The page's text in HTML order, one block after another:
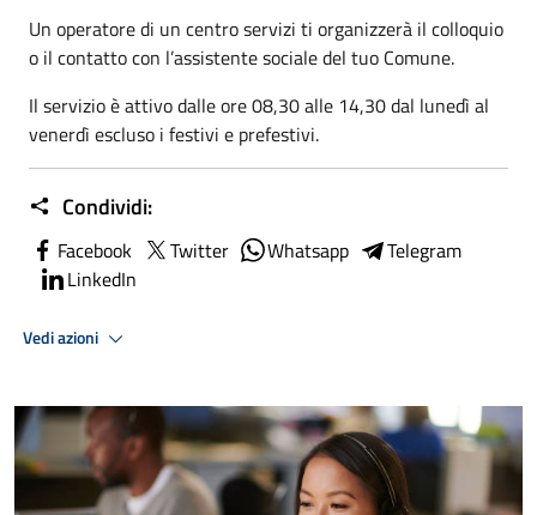
Un operatore di un centro servizi ti organizzerà il colloquio
o il contatto con l’assistente sociale del tuo Comune.
Il servizio è attivo dalle ore 08,30 alle 14,30 dal lunedì al
venerdì escluso i festivi e prefestivi.
Condividi:
Facebook Twitter Whatsapp
Telegram
LinkedIn
Vedi azioni